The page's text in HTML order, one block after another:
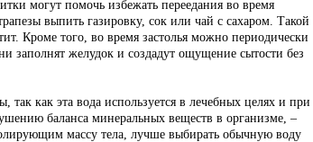
могут помочь избежать переедания во время
выпить газировку, сок или чай с сахаром. Такой
Кроме того, во время застолья можно периодически
заполнят желудок и создадут ощущение сытости без
как эта вода используется в лечебных целях и при
баланса минеральных веществ в организме, –
массу тела, лучше выбирать обычную воду